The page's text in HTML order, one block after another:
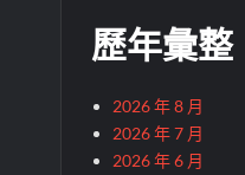
歷年彙整
2026 年 8 月
2026 年 7 月
2026 年 6 月